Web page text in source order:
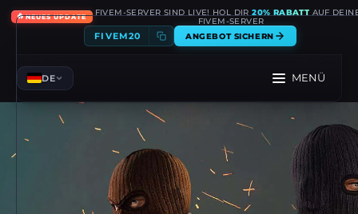
🔥NEUES UPDATE FIVEM-SERVER SIND LIVE! HOL DIR20% RABATT AUF
FIVEM-SERVER
FIVEM20 ANGEBOT SICHERN
DE MENÜ